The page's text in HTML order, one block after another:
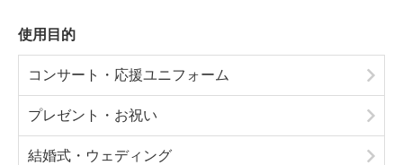
使用目的
コンサート・応援ユニフォーム
プレゼント・お祝い
結婚式・ウェディング